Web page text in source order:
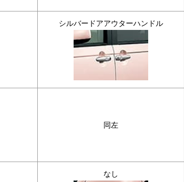
シルバードアアウターハンドル
同左
なし